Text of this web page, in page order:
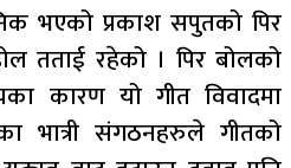
भएको प्रकाश सपुतको पिर
तताई रहेको । पिर बोलको
कारण यो गीत विवादमा
भात्री संगठनहरुले गीतको